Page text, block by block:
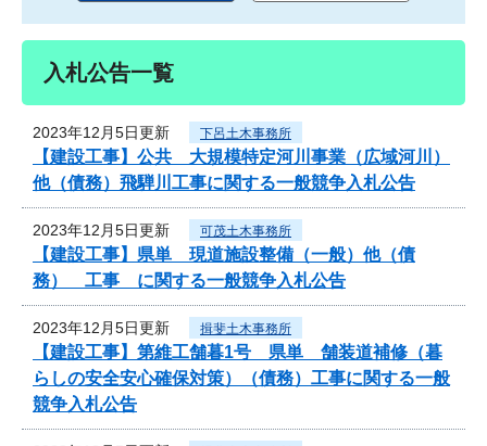
入札公告一覧
2023年12月5日更新 下呂土木事務所
【建設工事】公共 大規模特定河川事業（広域河川）
他（債務）飛騨川工事に関する一般競争入札公告
2023年12月5日更新 可茂土木事務所
【建設工事】県単 現道施設整備（一般）他（債
務） 工事 に関する一般競争入札公告
2023年12月5日更新 揖斐土木事務所
【建設工事】第維工舗暮1号 県単 舗装道補修（暮
らしの安全安心確保対策）（債務）工事に関する一般
競争入札公告